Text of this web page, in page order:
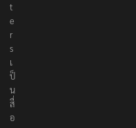
t
e
r
s
เ
ป็
น
สื่
อ